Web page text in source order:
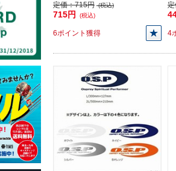
定価：715円 (税込)
715円 (税込)
6ポイント獲得 4